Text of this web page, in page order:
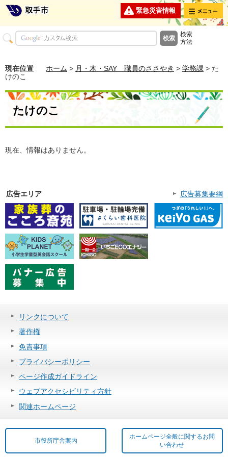
緊急災害情報 メニュー
検索
方法
現在位置 ホーム > 月・木・SAY 職員のささやき > 学務課 > た
けのこ
たけのこ
現在、情報はありません。
広告エリア 広告募集要綱
リンクについて
著作権
免責事項
プライバシーポリシー
ページ作成ガイドライン
ウェブアクセシビリティ方針
関連ホームページ
市役所庁舎案内
ホームページ全般に関するお問
い合わせ